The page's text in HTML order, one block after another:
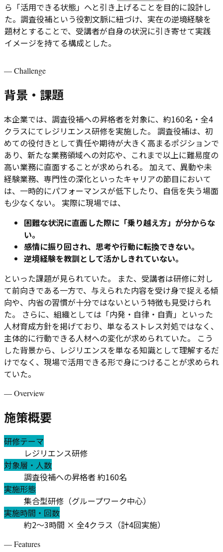
ら「活用できる状態」へと引き上げることを目的に設計し
た。調査役補という役割文脈に紐づけ、実在の逆境経験を
題材とすることで、受講者が自身の状況に引き寄せて実践
イメージを持てる構成とした。
—Challenge
背景・課題
本企業では、調査役補への昇格者を対象に、約160名・全4
クラスにてレジリエンス研修を実施した。 調査役補は、初
めての役付きとして責任や期待が大きく高まるポジションで
あり、新たな業務領域への対応や、これまで以上に難易度の
高い業務に直面することが求められる。 加えて、異動や未
経験業務、専門性の深化といったキャリアの節目において
は、一時的にパフォーマンスが低下したり、自信を失う場面
も少なくない。 実際に現場では、
困難な状況に直面した際に「乗り越え方」が分からな
い。
感情に振り回され、思考や行動に転換できない。
逆境経験を教訓として活かしきれていない。
といった課題が見られていた。 また、受講者は研修に対し
て前向きである一方で、与えられた内容を受け身で捉える傾
向や、内省の習慣が十分ではないという特徴も見受けられ
た。 さらに、組織としては「内発・自律・自責」といった
人材育成方針を掲げており、単なるストレス対処ではなく、
主体的に行動できる人材への変化が求められていた。 こう
した背景から、レジリエンスを単なる知識として理解するだ
けでなく、現場で活用できる形で身につけることが求められ
ていた。
—Overview
施策概要
研修テーマ
レジリエンス研修
対象層・人数
調査役補への昇格者 約160名
実施形態
集合型研修（グループワーク中心）
実施時間・回数
約2〜3時間 × 全4クラス（計4回実施）
—Features